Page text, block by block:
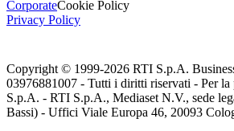
CorporateCookie Policy
Privacy Policy
Copyright © 1999-2026 RTI S.p.A.
03976881007 - Tutti i diritti riservati - Per
S.p.A. - RTI S.p.A., Mediaset N.V., sede
Bassi) - Uffici Viale Europa 46, 20093